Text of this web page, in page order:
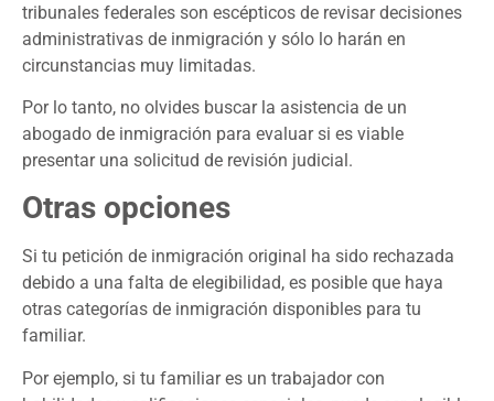
tribunales federales son escépticos de revisar decisiones
administrativas de inmigración y sólo lo harán en
circunstancias muy limitadas.
Por lo tanto, no olvides buscar la asistencia de un
abogado de inmigración para evaluar si es viable
presentar una solicitud de revisión judicial.
Otras opciones
Si tu petición de inmigración original ha sido rechazada
debido a una falta de elegibilidad, es posible que haya
otras categorías de inmigración disponibles para tu
familiar.
Por ejemplo, si tu familiar es un trabajador con